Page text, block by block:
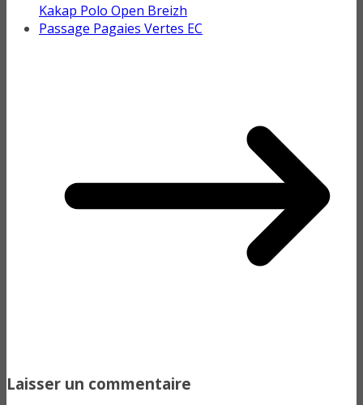
Kakap Polo Open Breizh
Passage Pagaies Vertes EC
Laisser un commentaire